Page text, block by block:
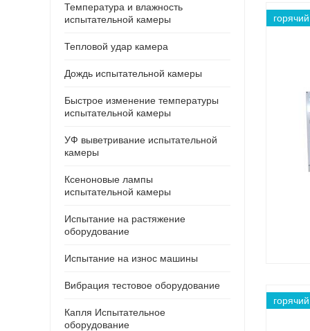
горячий
горячий
Температура и влажность
испытательной камеры
Тепловой удар камера
Дождь испытательной камеры
Быстрое изменение температуры
испытательной камеры
УФ выветривание испытательной
камеры
Ксеноновые лампы
испытательной камеры
Испытание на растяжение
оборудование
Испытание на износ машины
Вибрация тестовое оборудование
Капля Испытательное
оборудование